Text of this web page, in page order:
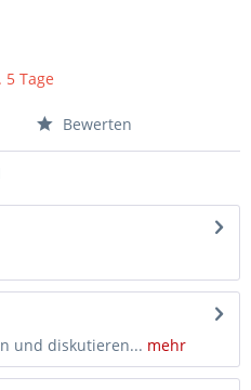
Tage
Bewerten
und diskutieren... mehr